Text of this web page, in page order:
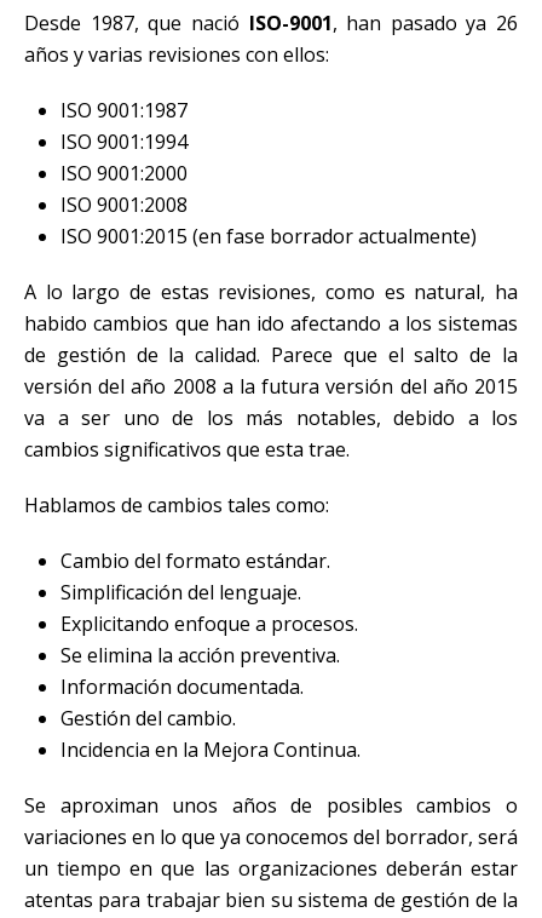
Desde 1987, que nació ISO-9001, han pasado ya 26
años y varias revisiones con ellos:
ISO 9001:1987
ISO 9001:1994
ISO 9001:2000
ISO 9001:2008
ISO 9001:2015 (en fase borrador actualmente)
A lo largo de estas revisiones, como es natural, ha
habido cambios que han ido afectando a los sistemas
de gestión de la calidad. Parece que el salto de la
versión del año 2008 a la futura versión del año 2015
va a ser uno de los más notables, debido a los
cambios significativos que esta trae.
Hablamos de cambios tales como:
Cambio del formato estándar.
Simplificación del lenguaje.
Explicitando enfoque a procesos.
Se elimina la acción preventiva.
Información documentada.
Gestión del cambio.
Incidencia en la Mejora Continua.
Se aproximan unos años de posibles cambios o
variaciones en lo que ya conocemos del borrador, será
un tiempo en que las organizaciones deberán estar
atentas para trabajar bien su sistema de gestión de la